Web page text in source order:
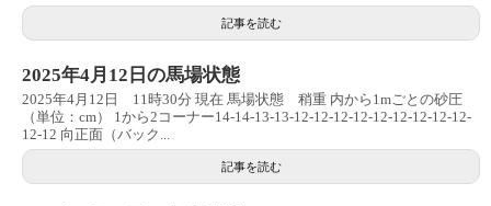
記事を読む
2025年4月12日の馬場状態
2025年4月12日 11時30分 現在 馬場状態 稍重 内から1mごとの砂圧
（単位：cm） 1から2コーナー14-14-13-13-12-12-12-12-12-12-12-12-12-
12-12 向正面（バック...
記事を読む